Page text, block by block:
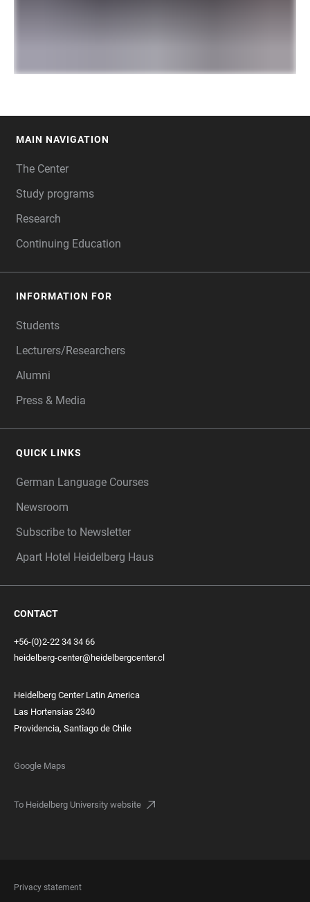
MAIN NAVIGATION
The Center
Study programs
Research
Continuing Education
INFORMATION FOR
Students
Lecturers/Researchers
Alumni
Press & Media
QUICK LINKS
German Language Courses
Newsroom
Subscribe to Newsletter
Apart Hotel Heidelberg Haus
CONTACT
+56-(0)2-22 34 34 66
heidelberg-center@heidelbergcenter.cl
Heidelberg Center Latin America
Las Hortensias 2340
Providencia, Santiago de Chile
Google Maps
To Heidelberg University website
FOOTER
Privacy statement